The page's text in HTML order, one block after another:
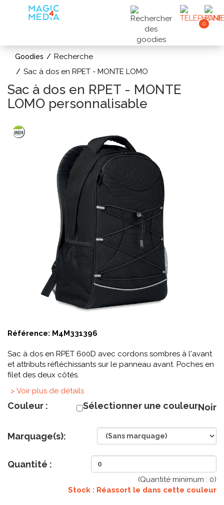
0
Goodies
Recherche
Sac à dos en RPET - MONTE LOMO
Sac à dos en RPET - MONTE
LOMO personnalisable
Référence: M4M331396
Sac à dos en RPET 600D avec cordons sombres à l'avant
et attributs réfléchissants sur le panneau avant. Poches en
filet des deux côtés.
> Voir plus de détails
Couleur : Sélectionner une couleurNoir
Marquage(s):
Quantité :
(Quantité minimum : 0)
Stock : Réassort le dans cette couleur